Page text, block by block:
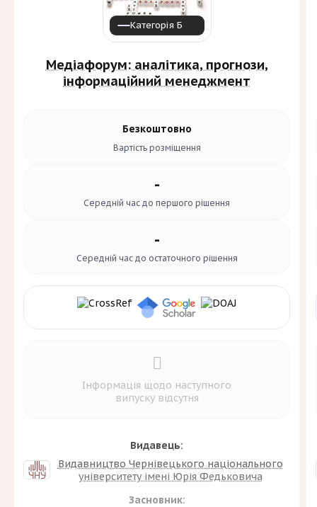
Категорія Б
Видавець:
Видавництво Чернівецького національного
університету імені Юрія Федьковича
Засновник:
Медіафорум: аналітика, прогнози,
інформаційний менеджмент
Безкоштовно
Вартість розміщення
-
Середній час до першого рішення
-
Середній час до остаточного рішення
Інформація щодо наступного
випуску відсутня